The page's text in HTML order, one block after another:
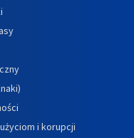
i korupcji